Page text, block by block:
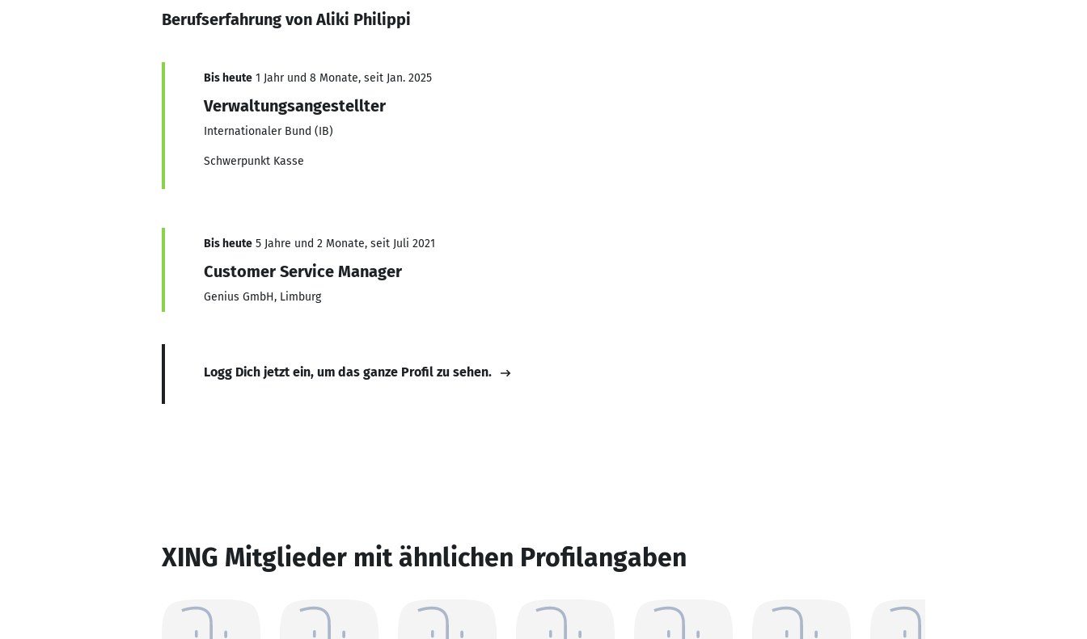
Berufserfahrung von Aliki Philippi
Bis heute 1 Jahr und 8 Monate, seit Jan. 2025
Verwaltungsangestellter
Internationaler Bund (IB)
Schwerpunkt Kasse
Bis heute 5 Jahre und 2 Monate, seit Juli 2021
Customer Service Manager
Genius GmbH, Limburg
Logg Dich jetzt ein, um das ganze Profil zu sehen.
XING Mitglieder mit ähnlichen Profilangaben